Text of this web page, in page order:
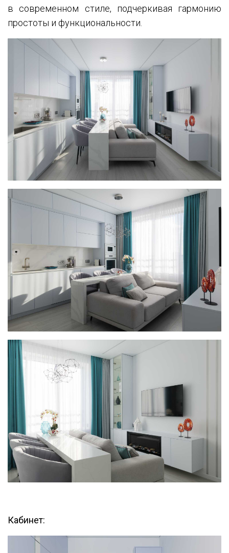
в современном стиле, подчеркивая гармонию
простоты и функциональности.
Кабинет: